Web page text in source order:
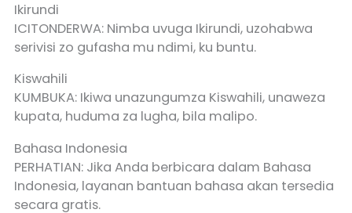
Ikirundi
ICITONDERWA: Nimba uvuga Ikirundi, uzohabwa
serivisi zo gufasha mu ndimi, ku buntu.
Kiswahili
KUMBUKA: Ikiwa unazungumza Kiswahili, unaweza
kupata, huduma za lugha, bila malipo.
Bahasa Indonesia
PERHATIAN: Jika Anda berbicara dalam Bahasa
Indonesia, layanan bantuan bahasa akan tersedia
secara gratis.